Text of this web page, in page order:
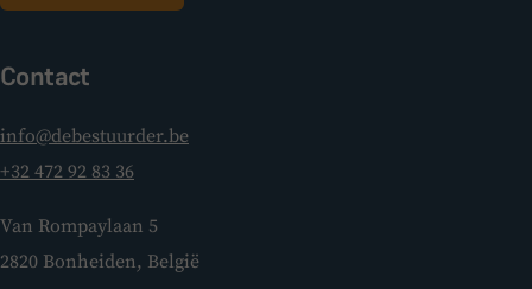
Contact
info@debestuurder.be
+32 472 92 83 36
Van Rompaylaan 5
2820 Bonheiden, België